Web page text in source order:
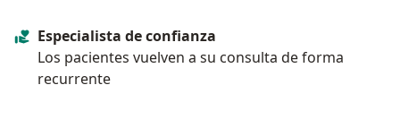
Especialista de confianza
Los pacientes vuelven a su consulta de forma
recurrente